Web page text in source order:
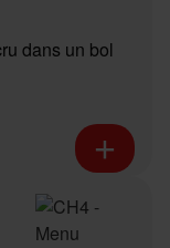
dans un bol